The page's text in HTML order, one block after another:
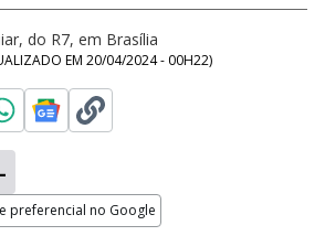
do R7, em Brasília
EM 20/04/2024 - 00H22)
preferencial no Google